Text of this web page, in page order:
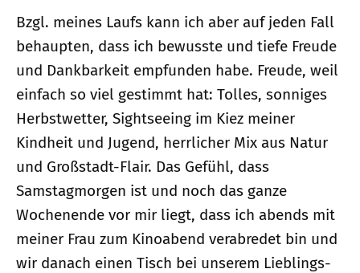
Bzgl. meines Laufs kann ich aber auf jeden Fall
behaupten, dass ich bewusste und tiefe Freude
und Dankbarkeit empfunden habe. Freude, weil
einfach so viel gestimmt hat: Tolles, sonniges
Herbstwetter, Sightseeing im Kiez meiner
Kindheit und Jugend, herrlicher Mix aus Natur
und Großstadt-Flair. Das Gefühl, dass
Samstagmorgen ist und noch das ganze
Wochenende vor mir liegt, dass ich abends mit
meiner Frau zum Kinoabend verabredet bin und
wir danach einen Tisch bei unserem Lieblings-